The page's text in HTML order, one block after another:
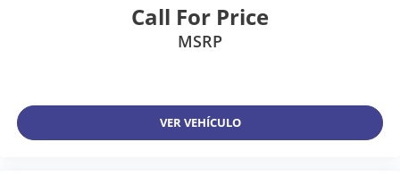
Call For Price
MSRP
VER VEHÍCULO